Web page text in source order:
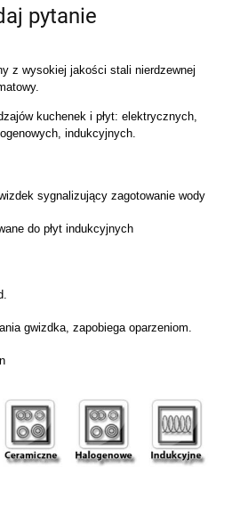
pytanie
z wysokiej jakości stali nierdzewnej
kuchenek i płyt: elektrycznych,
indukcyjnych.
sygnalizujący zagotowanie wody
do płyt indukcyjnych
gwizdka, zapobiega oparzeniom.